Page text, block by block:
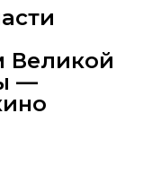
Великой
—